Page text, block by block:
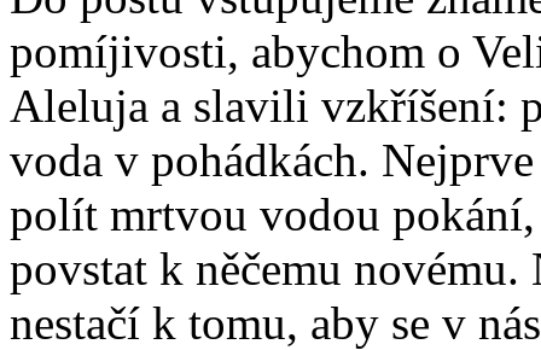
pomíjivosti, abychom o
Aleluja a slavili vzkříšení:
voda v pohádkách.
polít mrtvou vodou
povstat k něčemu
nestačí k tomu, aby se v